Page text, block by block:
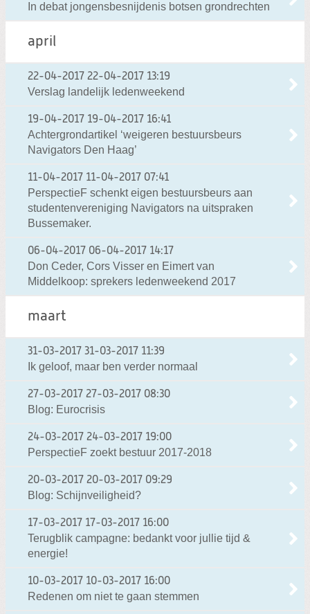
In debat jongensbesnijdenis botsen grondrechten
april
22-04-2017 22-04-2017 13:19
Verslag landelijk ledenweekend
19-04-2017 19-04-2017 16:41
Achtergrondartikel ‘weigeren bestuursbeurs
Navigators Den Haag’
11-04-2017 11-04-2017 07:41
PerspectieF schenkt eigen bestuursbeurs aan
studentenvereniging Navigators na uitspraken
Bussemaker.
06-04-2017 06-04-2017 14:17
Don Ceder, Cors Visser en Eimert van
Middelkoop: sprekers ledenweekend 2017
maart
31-03-2017 31-03-2017 11:39
Ik geloof, maar ben verder normaal
27-03-2017 27-03-2017 08:30
Blog: Eurocrisis
24-03-2017 24-03-2017 19:00
PerspectieF zoekt bestuur 2017-2018
20-03-2017 20-03-2017 09:29
Blog: Schijnveiligheid?
17-03-2017 17-03-2017 16:00
Terugblik campagne: bedankt voor jullie tijd &
energie!
10-03-2017 10-03-2017 16:00
Redenen om niet te gaan stemmen